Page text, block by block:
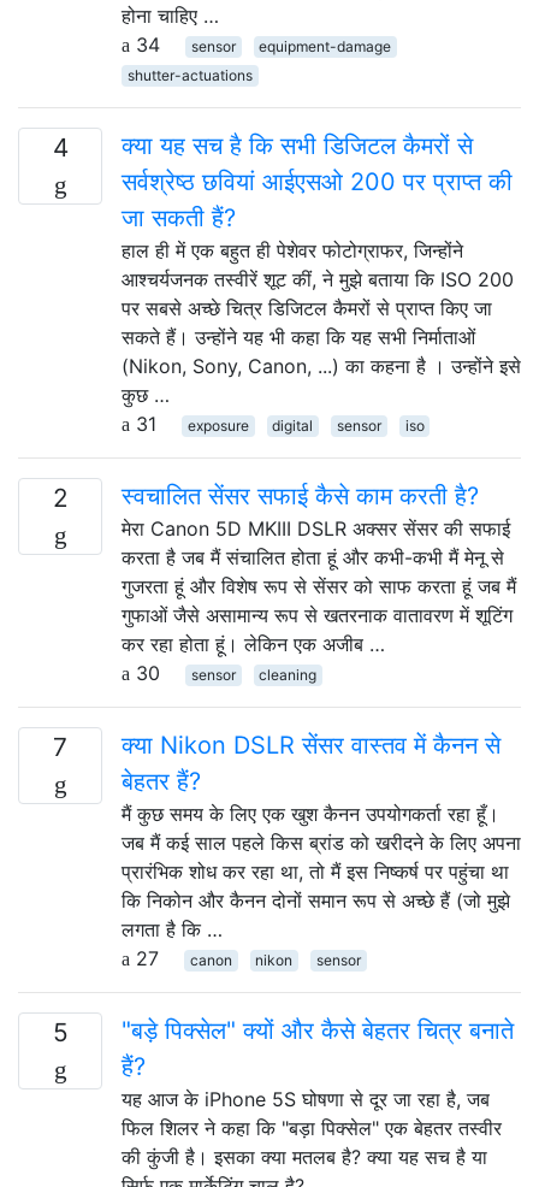
होना चाहिए …
34
sensor
equipment-damage
shutter-actuations
4
क्या यह सच है कि सभी डिजिटल कैमरों से
सर्वश्रेष्ठ छवियां आईएसओ 200 पर प्राप्त की
जा सकती हैं?
हाल ही में एक बहुत ही पेशेवर फोटोग्राफर, जिन्होंने
आश्चर्यजनक तस्वीरें शूट कीं, ने मुझे बताया कि ISO 200
पर सबसे अच्छे चित्र डिजिटल कैमरों से प्राप्त किए जा
सकते हैं। उन्होंने यह भी कहा कि यह सभी निर्माताओं
(Nikon, Sony, Canon, ...) का कहना है । उन्होंने इसे
कुछ …
31
exposure digital sensor iso
2 स्वचालित सेंसर सफाई कैसे काम करती है?
मेरा Canon 5D MKIII DSLR अक्सर सेंसर की सफाई
करता है जब मैं संचालित होता हूं और कभी-कभी मैं मेनू से
गुजरता हूं और विशेष रूप से सेंसर को साफ करता हूं जब मैं
गुफाओं जैसे असामान्य रूप से खतरनाक वातावरण में शूटिंग
कर रहा होता हूं। लेकिन एक अजीब …
30
sensor cleaning
7
क्या Nikon DSLR सेंसर वास्तव में कैनन से
बेहतर हैं?
मैं कुछ समय के लिए एक खुश कैनन उपयोगकर्ता रहा हूँ।
जब मैं कई साल पहले किस ब्रांड को खरीदने के लिए अपना
प्रारंभिक शोध कर रहा था, तो मैं इस निष्कर्ष पर पहुंचा था
कि निकोन और कैनन दोनों समान रूप से अच्छे हैं (जो मुझे
लगता है कि …
27
canon nikon sensor
5
"बड़े पिक्सेल" क्यों और कैसे बेहतर चित्र बनाते
हैं?
यह आज के iPhone 5S घोषणा से दूर जा रहा है, जब
फिल शिलर ने कहा कि "बड़ा पिक्सेल" एक बेहतर तस्वीर
की कुंजी है। इसका क्या मतलब है? क्या यह सच है या